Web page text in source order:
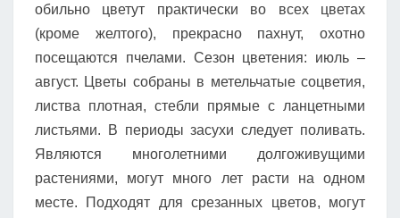
обильно цветут практически во всех цветах
(кроме желтого), прекрасно пахнут, охотно
посещаются пчелами. Сезон цветения: июль –
август. Цветы собраны в метельчатые соцветия,
листва плотная, стебли прямые с ланцетными
листьями. В периоды засухи следует поливать.
Являются многолетними долгоживущими
растениями, могут много лет расти на одном
месте. Подходят для срезанных цветов, могут